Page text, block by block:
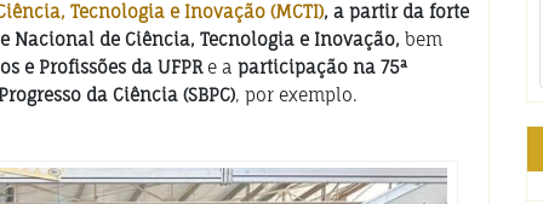
Tecnologia e Inovação (MCTI), a partir da forte
Nacional de Ciência, Tecnologia e Inovação, bem
e Profissões da UFPRe a participação na 75ª
da Ciência (SBPC), por exemplo.